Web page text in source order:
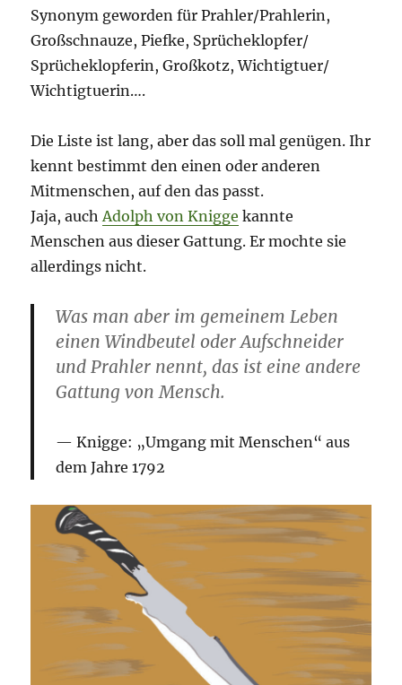
Synonym geworden für Prahler/Prahlerin,
Großschnauze, Piefke, Sprücheklopfer/
Sprücheklopferin, Großkotz, Wichtigtuer/
Wichtigtuerin….
Die Liste ist lang, aber das soll mal genügen. Ihr
kennt bestimmt den einen oder anderen
Mitmenschen, auf den das passt.
Jaja, auch Adolph von Knigge kannte
Menschen aus dieser Gattung. Er mochte sie
allerdings nicht.
Was man aber im gemeinem Leben
einen Windbeutel oder Aufschneider
und Prahler nennt, das ist eine andere
Gattung von Mensch.
Knigge: „Umgang mit Menschen“ aus
dem Jahre 1792